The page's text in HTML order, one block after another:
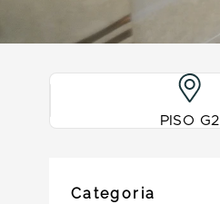
PISO G2
Categoria